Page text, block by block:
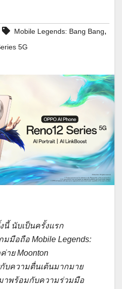
Mobile Legends: Bang Bang,
5G
นี้ นับเป็นครั้งแรก
มมือถือ Mobile Legends:
ค่ายMoonton
บความตื่นเต้นมากมาย
าพร้อมกับความร่วมมือ